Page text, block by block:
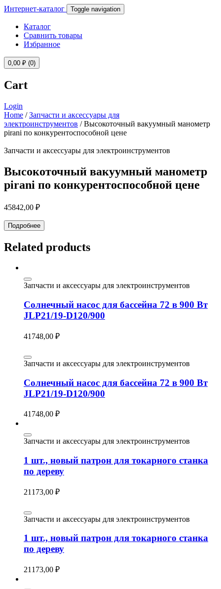
Интернет-каталог Toggle navigation
Каталог
Сравнить товары
Избранное
0,00 ₽ (0)
Cart
Login
Home /Запчасти и аксессуары для
электроинструментов / Высокоточный вакуумный манометр
pirani по конкурентоспособной цене
Запчасти и аксессуары для электроинструментов
Высокоточный вакуумный манометр
pirani по конкурентоспособной цене
45842,00 ₽
Подробнее
Related products
Запчасти и аксессуары для электроинструментов
Солнечный насос для бассейна 72 в 900 Вт
JLP21/19-D120/900
41748,00 ₽
Запчасти и аксессуары для электроинструментов
Солнечный насос для бассейна 72 в 900 Вт
JLP21/19-D120/900
41748,00 ₽
Запчасти и аксессуары для электроинструментов
1 шт., новый патрон для токарного станка
по дереву
21173,00 ₽
Запчасти и аксессуары для электроинструментов
1 шт., новый патрон для токарного станка
по дереву
21173,00 ₽